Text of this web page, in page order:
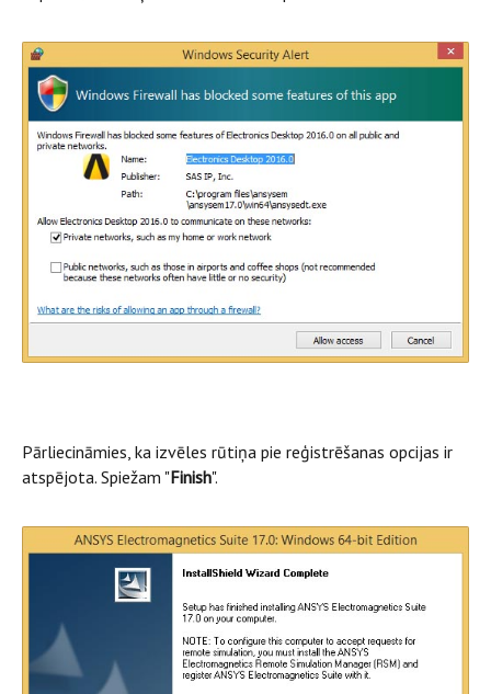
Pārliecināmies, ka izvēles rūtiņa pie reģistrēšanas opcijas ir
atspējota. Spiežam "Finish".